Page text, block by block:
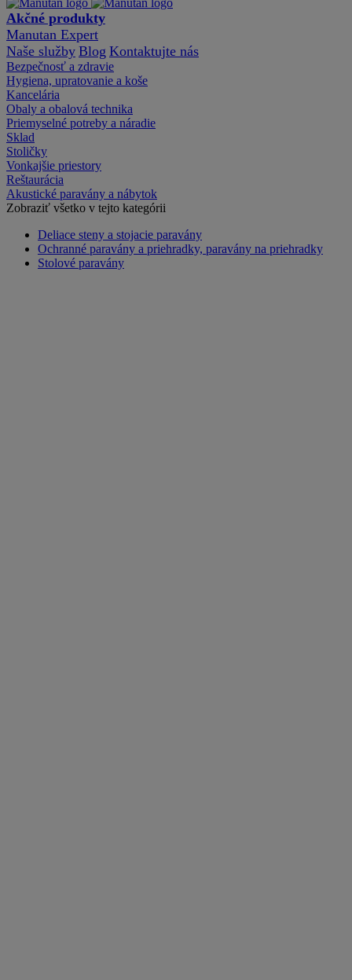
Akčné produkty
Manutan Expert
Naše služby Blog Kontaktujte nás
Bezpečnosť a zdravie
Hygiena, upratovanie a koše
Kancelária
Obaly a obalová technika
Priemyselné potreby a náradie
Sklad
Stoličky
Vonkajšie priestory
Reštaurácia
Akustické paravány a nábytok
Zobraziť všetko v tejto kategórii
Deliace steny a stojacie paravány
Ochranné paravány a priehradky, paravány na priehradky
Stolové paravány